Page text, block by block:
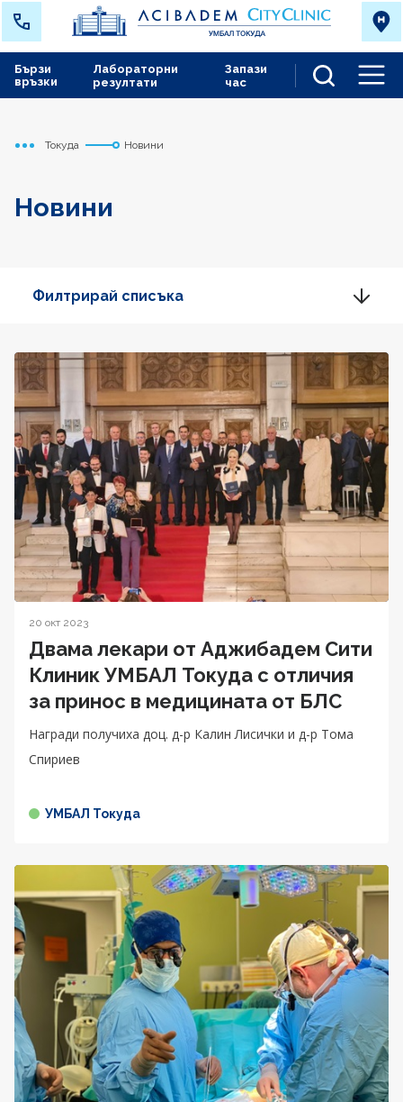
Лабораторни
резултати
Запази
час
Бързи
връзки
Начало
Токуда Новини
Новини
Филтрирай списъка
20 окт 2023
Двама лекари от Аджибадем Сити
Клиник УМБАЛ Токуда с отличия
за принос в медицината от БЛС
Награди получиха доц. д-р Калин Лисички и д-р Тома
Спириев
УМБАЛ Токуда